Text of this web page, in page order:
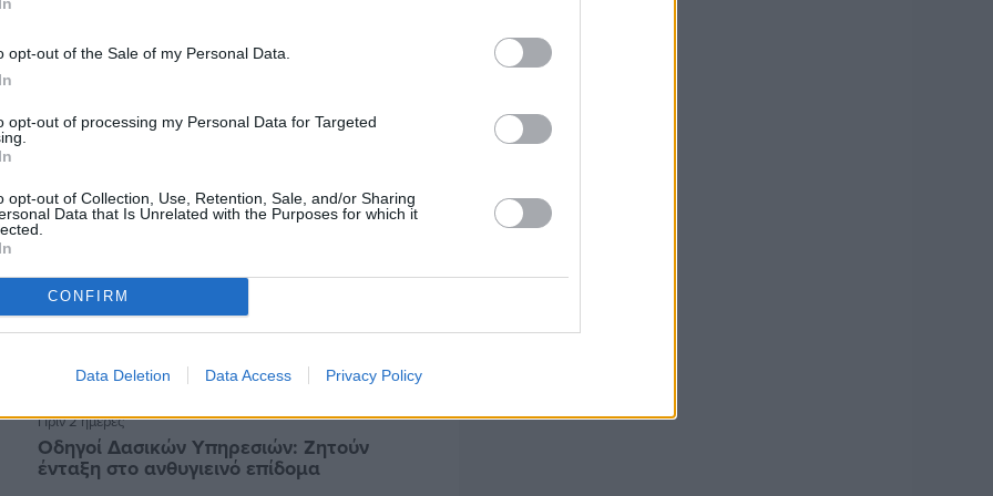
opt-out of the Sale of my Personal Data.
opt-out of processing my Personal Data for Targeted
opt-out of Collection, Use, Retention, Sale, and/or Sharing
Data that Is Unrelated with the Purposes for which it
CONFIRM
Data Deletion Data Access Privacy Policy
Αδειάζουν τα νησιά – Το δημογραφικό στο
Πριν 2 ημέρες
Οδηγοί Δασικών Υπηρεσιών: Ζητούν
ένταξη στο ανθυγιεινό επίδομα